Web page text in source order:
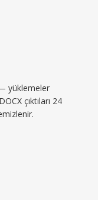
yüklemeler
çıktıları 24